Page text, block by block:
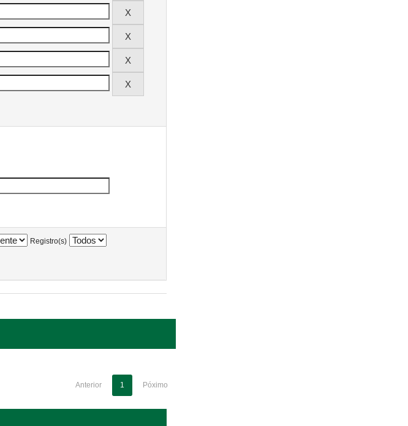
Registro(s)
Anterior 1 Póximo